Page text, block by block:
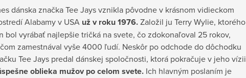
dánska značka Tee Jays vznikla pôvodne v krásnom vidieckom
Alabamy v USA už v roku 1976.Založil ju Terry Wylie, ktorého
bol vyrábať najlepšie tričká na svete, čo zdokonaľoval 25 rokov,
zamestnával vyše 4000 ľudí. Neskôr po odchode do dôchodku
Tee Jays predal dánskej spoločnosti, ktorá pokračuje v jeho vízii
oblieka mužov po celom svete. Ich hlavným poslaním je